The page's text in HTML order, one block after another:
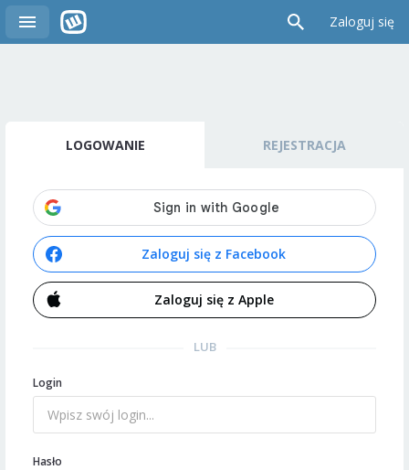
Zaloguj się
LOGOWANIE REJESTRACJA
Zaloguj się z Facebook
Zaloguj się z Apple
LUB
Login
Hasło